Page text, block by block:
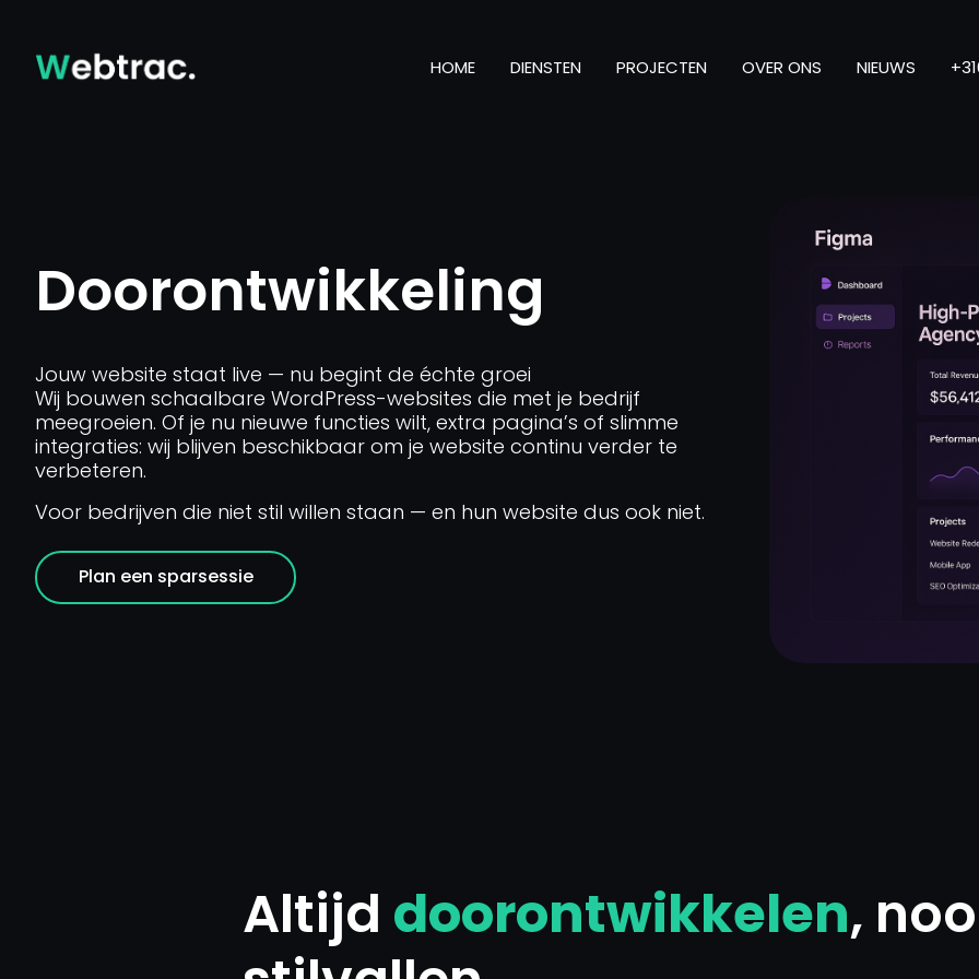
HOME DIENSTEN PROJECTEN OVER ONS NIEUWS
Doorontwikkeling
Jouw website staat live — nu begint de échte groei
Wij bouwen schaalbare WordPress-websites die met je bedrijf
meegroeien. Of je nu nieuwe functies wilt, extra pagina’s of slimme
integraties: wij blijven beschikbaar om je website continu verder te
verbeteren.
Voor bedrijven die niet stil willen staan — en hun website dus ook niet.
Plan een sparsessie
Altijd doorontwikkelen,